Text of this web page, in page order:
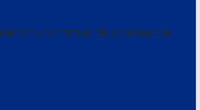
un moteur de croissance.